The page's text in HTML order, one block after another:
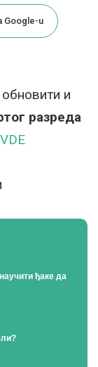
Google-u
и
разреда
ђаке да